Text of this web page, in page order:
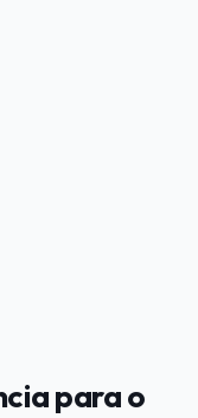
para o